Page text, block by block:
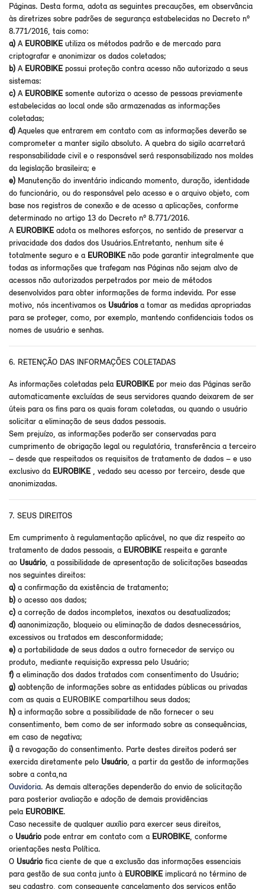
Páginas. Desta forma, adota as seguintes precauções, em observância
às diretrizes sobre padrões de segurança estabelecidas no Decreto nº
8.771/2016, tais como:
a) A EUROBIKE utiliza os métodos padrão e de mercado para
criptografar e anonimizar os dados coletados;
b) A EUROBIKE possui proteção contra acesso não autorizado a seus
sistemas:
c) A EUROBIKE somente autoriza o acesso de pessoas previamente
estabelecidas ao local onde são armazenadas as informações
coletadas;
d) Aqueles que entrarem em contato com as informações deverão se
comprometer a manter sigilo absoluto. A quebra do sigilo acarretará
responsabilidade civil e o responsável será responsabilizado nos moldes
da legislação brasileira; e
e) Manutenção do inventário indicando momento, duração, identidade
do funcionário, ou do responsável pelo acesso e o arquivo objeto, com
base nos registros de conexão e de acesso a aplicações, conforme
determinado no artigo 13 do Decreto nº 8.771/2016.
A EUROBIKE adota os melhores esforços, no sentido de preservar a
privacidade dos dados dos Usuários.Entretanto, nenhum site é
totalmente seguro e a EUROBIKE não pode garantir integralmente que
todas as informações que trafegam nas Páginas não sejam alvo de
acessos não autorizados perpetrados por meio de métodos
desenvolvidos para obter informações de forma indevida. Por esse
motivo, nós incentivamos os Usuáriosa tomar as medidas apropriadas
para se proteger, como, por exemplo, mantendo confidenciais todos os
nomes de usuário e senhas.
6. RETENÇÃO DAS INFORMAÇÕES COLETADAS
As informações coletadas pela EUROBIKE por meio das Páginas serão
automaticamente excluídas de seus servidores quando deixarem de ser
úteis para os fins para os quais foram coletadas, ou quando o usuário
solicitar a eliminação de seus dados pessoais.
Sem prejuízo, as informações poderão ser conservadas para
cumprimento de obrigação legal ou regulatória, transferência a terceiro
– desde que respeitados os requisitos de tratamento de dados – e uso
exclusivo da EUROBIKE , vedado seu acesso por terceiro, desde que
anonimizadas.
7. SEUS DIREITOS
Em cumprimento à regulamentação aplicável, no que diz respeito ao
tratamento de dados pessoais, a EUROBIKE respeita e garante
ao Usuário, a possibilidade de apresentação de solicitações baseadas
nos seguintes direitos:
a) a confirmação da existência de tratamento;
b) o acesso aos dados;
c) a correção de dados incompletos, inexatos ou desatualizados;
d) aanonimização, bloqueio ou eliminação de dados desnecessários,
excessivos ou tratados em desconformidade;
e) a portabilidade de seus dados a outro fornecedor de serviço ou
produto, mediante requisição expressa pelo Usuário;
f) a eliminação dos dados tratados com consentimento do Usuário;
g) aobtenção de informações sobre as entidades públicas ou privadas
com as quais a EUROBIKE compartilhou seus dados;
h) a informação sobre a possibilidade de não fornecer o seu
consentimento, bem como de ser informado sobre as consequências,
em caso de negativa;
i) a revogação do consentimento. Parte destes direitos poderá ser
exercida diretamente pelo Usuário, a partir da gestão de informações
sobre a conta,na
Ouvidoria. As demais alterações dependerão do envio de solicitação
para posterior avaliação e adoção de demais providências
pela EUROBIKE.
Caso necessite de qualquer auxílio para exercer seus direitos,
o Usuário pode entrar em contato com a EUROBIKE, conforme
orientações nesta Política.
O Usuário fica ciente de que a exclusão das informações essenciais
para gestão de sua conta junto à EUROBIKE implicará no término de
seu cadastro, com consequente cancelamento dos serviços então